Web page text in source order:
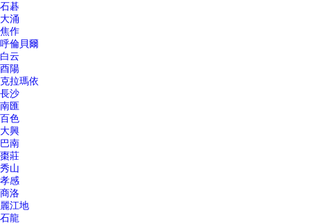
石碁
大涌
焦作
呼倫貝爾
白云
酉陽
克拉瑪依
長沙
南匯
百色
大興
巴南
棗莊
秀山
孝感
商洛
麗江地
石龍